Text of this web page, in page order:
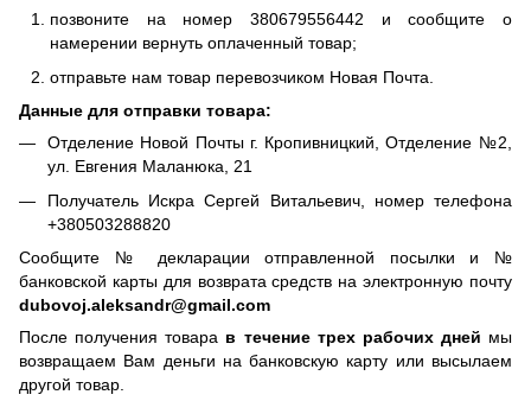
позвоните на номер 380679556442 и сообщите о
намерении вернуть оплаченный товар;
отправьте нам товар перевозчиком Новая Почта.
Данные для отправки товара:
Отделение Новой Почты г. Кропивницкий, Отделение №2,
ул. Евгения Маланюка, 21
Получатель Искра Сергей Витальевич, номер телефона
+380503288820
Сообщите № декларации отправленной посылки и №
банковской карты для возврата средств на электронную почту
dubovoj.aleksandr@gmail.com
После получения товара в течение трех рабочих дней мы
возвращаем Вам деньги на банковскую карту или высылаем
другой товар.